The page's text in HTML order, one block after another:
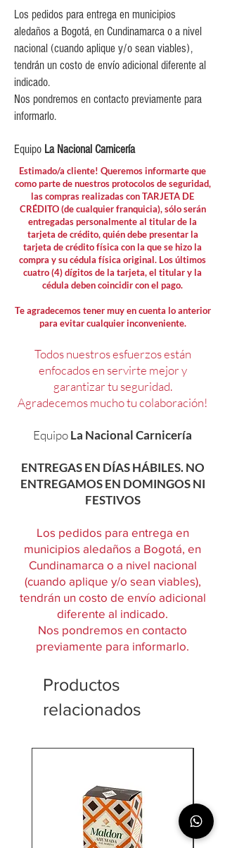
Los pedidos para entrega en municipios
aledaños a Bogotá, en Cundinamarca o a nivel
nacional (cuando aplique y/o sean viables),
tendrán un costo de envío adicional diferente al
indicado.
Nos pondremos en contacto previamente para
informarlo.
Equipo La Nacional Carnicería
Estimado/a cliente! Queremos informarte que
como parte de nuestros protocolos de seguridad,
las compras realizadas con TARJETA DE
CRÉDITO (de cualquier franquicia), sólo serán
entregadas personalmente al titular de la
tarjeta de crédito, quién debe presentar la
tarjeta de crédito física con la que se hizo la
compra y su cédula física original. Los últimos
cuatro (4) dígitos de la tarjeta, el titular y la
cédula deben coincidir con el pago.
Te agradecemos tener muy en cuenta lo anterior
para evitar cualquier inconveniente.
Todos nuestros esfuerzos están
enfocados en servirte mejor y
garantizar tu seguridad.
Agradecemos mucho tu colaboración!
EquipoLa Nacional Carnicería
ENTREGAS EN DÍAS HÁBILES. NO
ENTREGAMOS EN DOMINGOS NI
FESTIVOS
Los pedidos para entrega en
municipios aledaños a Bogotá, en
Cundinamarca o a nivel nacional
(cuando aplique y/o sean viables),
tendrán un costo de envío adicional
diferente al indicado.
Nos pondremos en contacto
previamente para informarlo.
Productos
relacionados